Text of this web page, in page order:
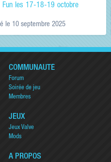
Fun les 17-18-19 octobre
le 10 septembre 2025
COMMUNAUTÉ
Forum
Soirée de jeu
Membres
JEUX
Jeux Valve
Mods
A PROPOS